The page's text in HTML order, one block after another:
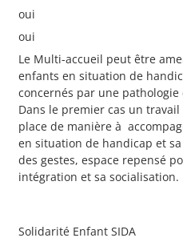
oui
oui
Le Multi-accueil peut être
enfants en situation de
concernés par une
Dans le premier cas un
place de manière à
en situation de handicap et
des gestes, espace repensé
intégration et sa socialisation.
Solidarité Enfant SIDA